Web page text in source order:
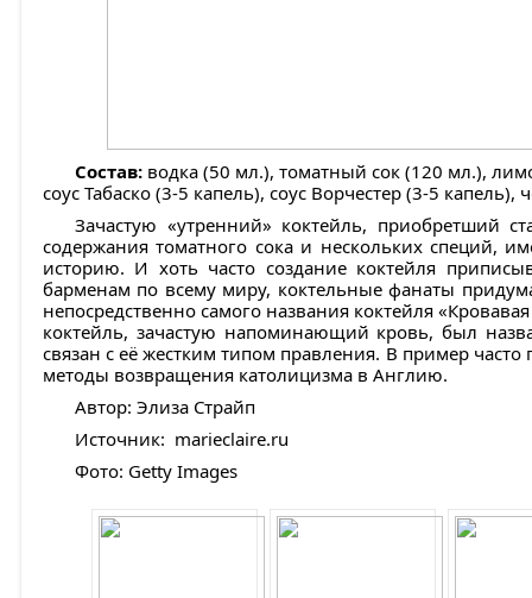
Состав: водка (50 мл.), томатный сок (120 мл.),
соус Табаско (3-5 капель), соус Ворчестер (3-5
Зачастую «утренний» коктейль, приобретший
содержания томатного сока и нескольких специй,
историю. И хоть часто создание коктейля
барменам по всему миру, коктельные фанаты
непосредственно самого названия коктейля
коктейль, зачастую напоминающий кровь, был
связан с её жестким типом правления. В пример часто
методы возвращения католицизма в Англию.
Автор: Элиза Страйп
Источник: marieclaire.ru
Фото: Getty Images